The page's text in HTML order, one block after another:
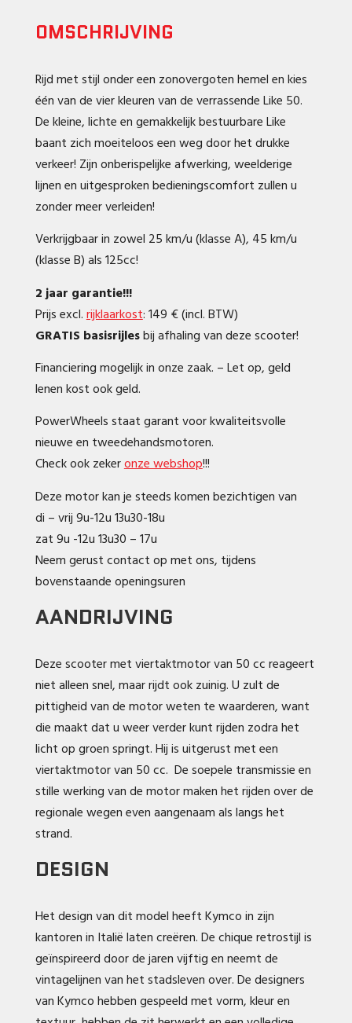
OMSCHRIJVING
Rijd met stijl onder een zonovergoten hemel en kies
één van de vier kleuren van de verrassende Like 50.
De kleine, lichte en gemakkelijk bestuurbare Like
baant zich moeiteloos een weg door het drukke
verkeer! Zijn onberispelijke afwerking, weelderige
lijnen en uitgesproken bedieningscomfort zullen u
zonder meer verleiden!
Verkrijgbaar in zowel 25 km/u (klasse A), 45 km/u
(klasse B) als 125cc!
2 jaar garantie!!!
Prijs excl.rijklaarkost: 149 € (incl. BTW)
GRATIS basisrijlesbij afhaling van deze scooter!
Financiering mogelijk in onze zaak. – Let op, geld
lenen kost ook geld.
PowerWheels staat garant voor kwaliteitsvolle
nieuwe en tweedehandsmotoren.
Check ook zekeronze webshop!!!
Deze motor kan je steeds komen bezichtigen van
di – vrij 9u-12u 13u30-18u
zat 9u -12u 13u30 – 17u
Neem gerust contact op met ons, tijdens
bovenstaande openingsuren
AANDRIJVING
Deze scooter met viertaktmotor van 50 cc reageert
niet alleen snel, maar rijdt ook zuinig. U zult de
pittigheid van de motor weten te waarderen, want
die maakt dat u weer verder kunt rijden zodra het
licht op groen springt. Hij is uitgerust met een
viertaktmotor van 50 cc. De soepele transmissie en
stille werking van de motor maken het rijden over de
regionale wegen even aangenaam als langs het
strand.
DESIGN
Het design van dit model heeft Kymco in zijn
kantoren in Italië laten creëren. De chique retrostijl is
geïnspireerd door de jaren vijftig en neemt de
vintagelijnen van het stadsleven over. De designers
van Kymco hebben gespeeld met vorm, kleur en